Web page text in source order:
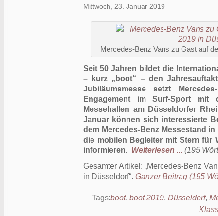
Mittwoch, 23. Januar 2019
Mercedes-Benz Vans zu Gast auf
Seit 50 Jahren bildet die
– kurz „boot“ – den
Jubiläumsmesse setzt
Engagement im Surf-Sport
Messehallen am Düsseldorfer
Januar können sich interessierte
dem Mercedes-Benz Messestand
die mobilen Begleiter mit Stern für
informieren. Weiterlesen ... (195
Gesamter Artikel:
Mercedes-Benz
in Düsseldorf . Ganzer Beitrag (195
Tags:boot, boot 2019, Düsseldorf,